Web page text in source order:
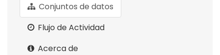
Conjuntos de datos
Flujo de Actividad
Acerca de